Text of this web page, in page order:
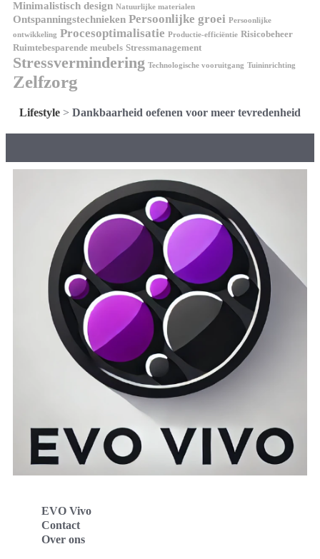
Minimalistisch design Natuurlijke materialen
Ontspanningstechnieken Persoonlijke groei Persoonlijke
ontwikkeling Procesoptimalisatie Productie-efficiëntie Risicobeheer
Ruimtebesparende meubels Stressmanagement
Stressvermindering Technologische vooruitgang Tuininrichting
Zelfzorg
Lifestyle > Dankbaarheid oefenen voor meer tevredenheid
EVO Vivo
Contact
Over ons